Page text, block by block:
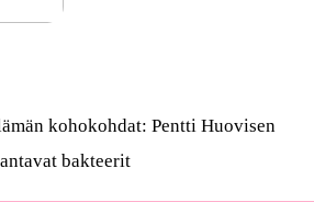
kohokohdat: Pentti Huovisen
bakteerit